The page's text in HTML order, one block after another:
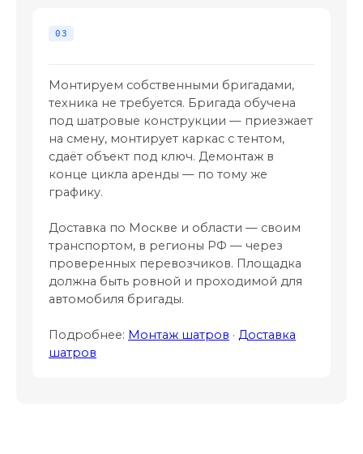
Монтируем собственными бригадами,
техника не требуется. Бригада обучена
под шатровые конструкции — приезжает
на смену, монтирует каркас с тентом,
сдаёт объект под ключ. Демонтаж в
конце цикла аренды — по тому же
графику.
Доставка по Москве и области — своим
транспортом, в регионы РФ — через
проверенных перевозчиков. Площадка
должна быть ровной и проходимой для
автомобиля бригады.
Подробнее: Монтаж шатров · Доставка
шатров